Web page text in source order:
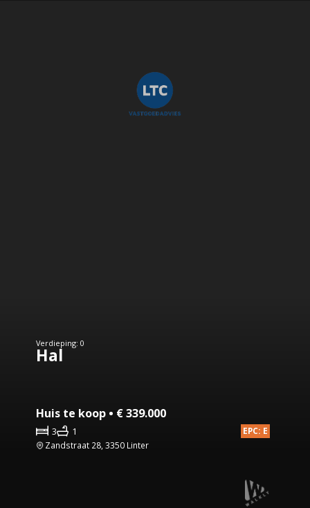
Verdieping: 0
Hal
Huis te koop • € 339.000
3 1
EPC: E
Zandstraat 28, 3350 Linter